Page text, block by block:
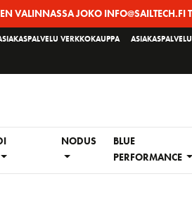
VALINNASSA JOKO
VERKKOKAUPPA
NODUS
BLUE
PERFORMANCE